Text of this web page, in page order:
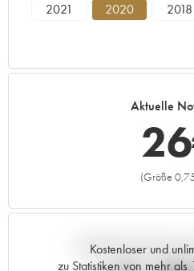
2021 2020 2018
Aktuelle
26
(Größe
Kostenloser und
zu Statistiken von mehr
Aktuelle Entwicklung